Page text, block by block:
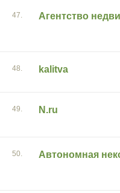
47. Агентство
48. kalitva
49. N.ru
50. Автономная